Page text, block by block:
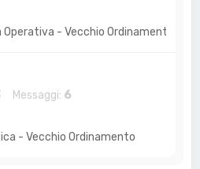
Operativa - Vecchio Ordinamento
Messaggi: 6
- Vecchio Ordinamento